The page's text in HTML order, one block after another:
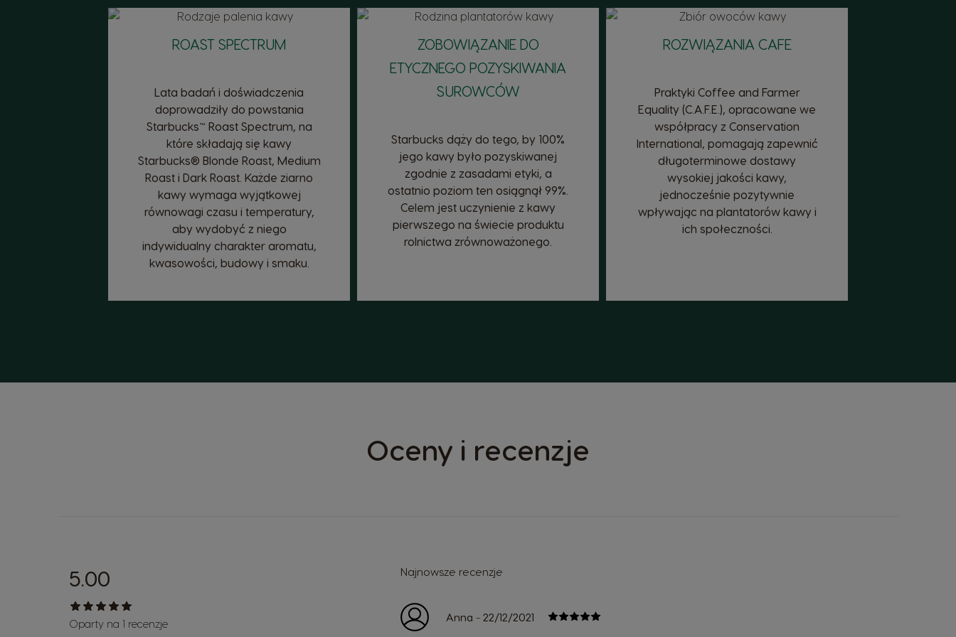
ROAST SPECTRUM
Lata badań i doświadczenia
doprowadziły do powstania
Starbucks™ Roast Spectrum, na
które składają się kawy
Starbucks® Blonde Roast, Medium
Roast i Dark Roast. Każde ziarno
kawy wymaga wyjątkowej
równowagi czasu i temperatury,
aby wydobyć z niego
indywidualny charakter aromatu,
kwasowości, budowy i smaku.
ZOBOWIĄZANIE DO
ETYCZNEGO POZYSKIWANIA
SUROWCÓW
Starbucks dąży do tego, by 100%
jego kawy było pozyskiwanej
zgodnie z zasadami etyki, a
ostatnio poziom ten osiągnął 99%.
Celem jest uczynienie z kawy
pierwszego na świecie produktu
rolnictwa zrównoważonego.
ROZWIĄZANIA CAFE
Praktyki Coffee and Farmer
Equality (C.A.F.E.), opracowane we
współpracy z Conservation
International, pomagają zapewnić
długoterminowe dostawy
wysokiej jakości kawy,
jednocześnie pozytywnie
wpływając na plantatorów kawy i
ich społeczności.
Oceny i recenzje
5.00
Oparty na 1 recenzje
Najnowsze recenzje
Anna - 22/12/2021